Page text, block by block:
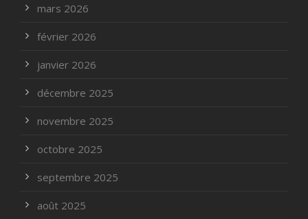
mars 2026
février 2026
janvier 2026
décembre 2025
novembre 2025
octobre 2025
septembre 2025
août 2025